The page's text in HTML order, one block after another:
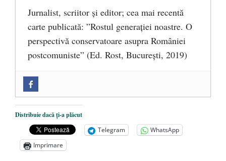
Jurnalist, scriitor şi editor; cea mai recentă
carte publicată: ”Rostul generației noastre. O
perspectivă conservatoare asupra României
postcomuniste” (Ed. Rost, București, 2019)
Târziu cere anchetă a Parchetului
European și reforme pentru a bloca
achizițiile la suprapreț - 13 august 2025
Dragi prieteni din Constanța
Distribuie dacă ți-a plăcut
Telegram
WhatsApp
Imprimare